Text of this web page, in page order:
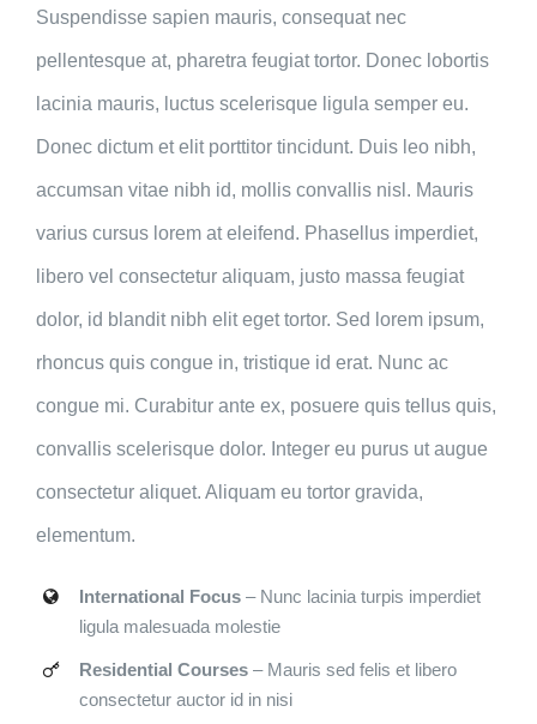
Suspendisse sapien mauris, consequat nec
pellentesque at, pharetra feugiat tortor. Donec lobortis
lacinia mauris, luctus scelerisque ligula semper eu.
Donec dictum et elit porttitor tincidunt. Duis leo nibh,
accumsan vitae nibh id, mollis convallis nisl. Mauris
varius cursus lorem at eleifend. Phasellus imperdiet,
libero vel consectetur aliquam, justo massa feugiat
dolor, id blandit nibh elit eget tortor. Sed lorem ipsum,
rhoncus quis congue in, tristique id erat. Nunc ac
congue mi. Curabitur ante ex, posuere quis tellus quis,
convallis scelerisque dolor. Integer eu purus ut augue
consectetur aliquet. Aliquam eu tortor gravida,
elementum.
International Focus– Nunc lacinia turpis imperdiet
ligula malesuada molestie
Residential Courses– Mauris sed felis et libero
consectetur auctor id in nisi